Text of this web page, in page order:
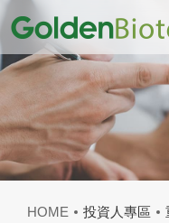
HOME 投資人專區